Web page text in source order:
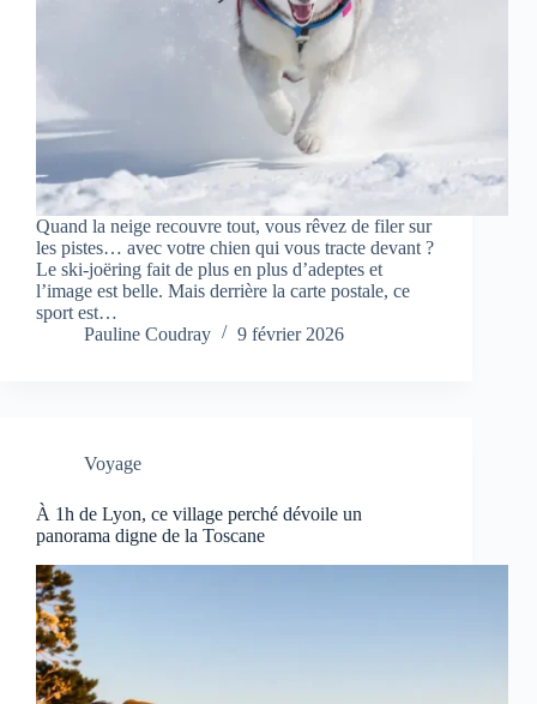
Quand la neige recouvre tout, vous rêvez de filer sur
les pistes… avec votre chien qui vous tracte devant ?
Le ski-joëring fait de plus en plus d’adeptes et
l’image est belle. Mais derrière la carte postale, ce
sport est…
Pauline Coudray
9 février 2026
Voyage
À 1h de Lyon, ce village perché dévoile un
panorama digne de la Toscane